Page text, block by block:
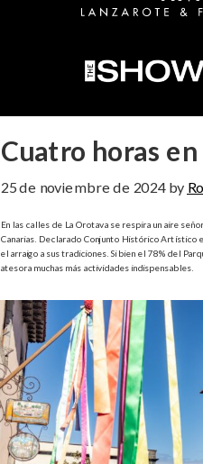
Cuatro horas
25 de noviembre de 2024by
En las calles de La Orotava se respira un aire
Canarias. Declarado Conjunto Histórico Artístico
el arraigo a sus tradiciones. Si bien el 78% del
atesora muchas más actividades indispensables.